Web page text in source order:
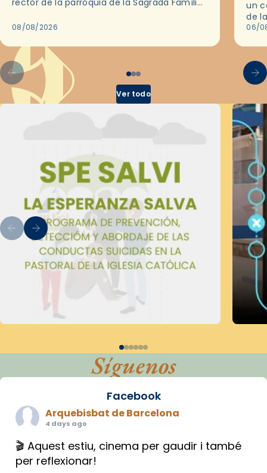
08/08/2026
un
de
en
06/
Ver todo
Síguenos
Facebook
Arquebisbat de Barcelona
4 days ago
🎬 Aquest estiu, cinema per gaudir i també
per reflexionar!